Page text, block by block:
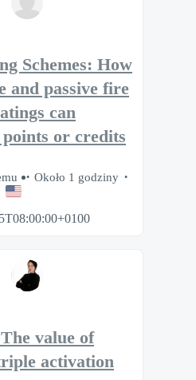
Schemes: How
and passive fire
can
or credits
Około 1 godziny
value of
activation